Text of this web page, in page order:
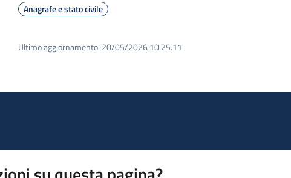
Anagrafe e stato civile
Ultimo aggiornamento: 20/05/2026 10:25.11